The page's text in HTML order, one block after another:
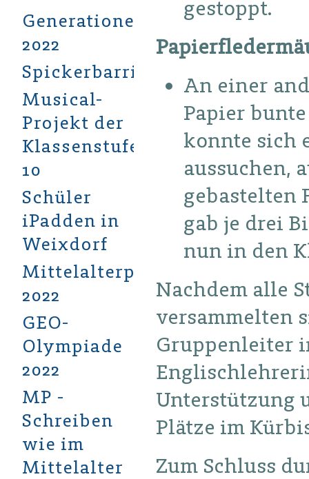
gestoppt.
An einer
Papier
konnte sich
aussuchen,
gebastelten
gab je drei
nun in den
Nachdem alle
versammelten
Gruppenleiter
Unterstützung
Plätze im
Zum Schluss
Generationendialog
2022
Spickerbarriere
Musical-
Projekt der
Klassenstufe
10
Schüler
iPadden in
Weixdorf
Mittelalterprojekt
2022
GEO-
Olympiade
2022
MP -
Schreiben
wie im
Mittelalter